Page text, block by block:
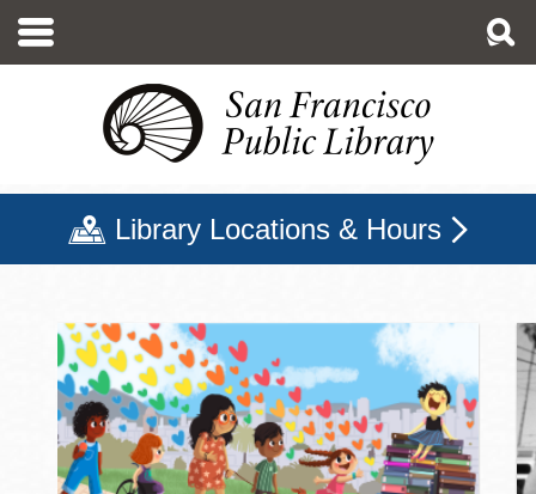
至
Library Locations & Hours
三藩市公立圖書館主頁